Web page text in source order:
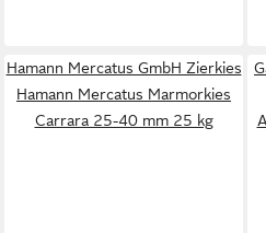
Hamann Mercatus GmbH Zierkies
Hamann Mercatus Marmorkies
Carrara 25-40 mm 25 kg